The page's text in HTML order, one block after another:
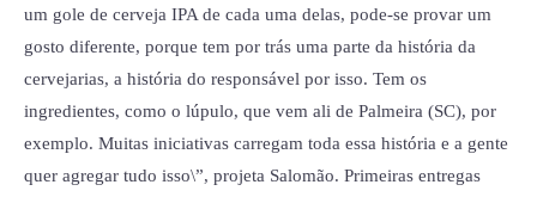
um gole de cerveja IPA de cada uma delas, pode-se provar um
gosto diferente, porque tem por trás uma parte da história da
cervejarias, a história do responsável por isso. Tem os
ingredientes, como o lúpulo, que vem ali de Palmeira (SC), por
exemplo. Muitas iniciativas carregam toda essa história e a gente
quer agregar tudo isso\”, projeta Salomão. Primeiras entregas